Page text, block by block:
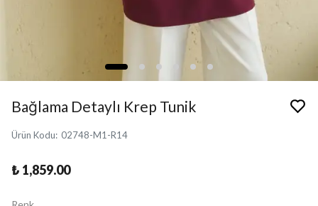
Bağlama Detaylı Krep Tunik
Ürün Kodu: 02748-M1-R14
₺ 1,859.00